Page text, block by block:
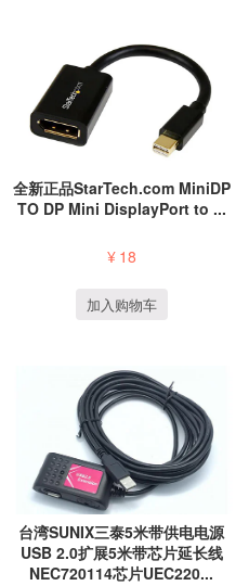
全新正品StarTech.com MiniDP
TO DP Mini DisplayPort to ...
¥ 18
加入购物车
台湾SUNIX三泰5米带供电电源
USB 2.0扩展5米带芯片延长线
NEC720114芯片UEC220...